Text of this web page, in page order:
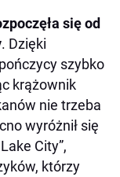
się od
. Dzięki
szybko
krążownik
nie trzeba
wyróżnił się
City”,
którzy